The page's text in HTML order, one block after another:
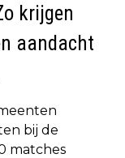
krijgen
aandacht
bij de
matches